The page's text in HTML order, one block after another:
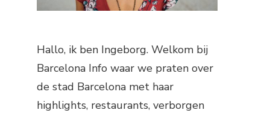
Hallo, ik ben Ingeborg. Welkom bij
Barcelona Info waar we praten over
de stad Barcelona met haar
highlights, restaurants, verborgen